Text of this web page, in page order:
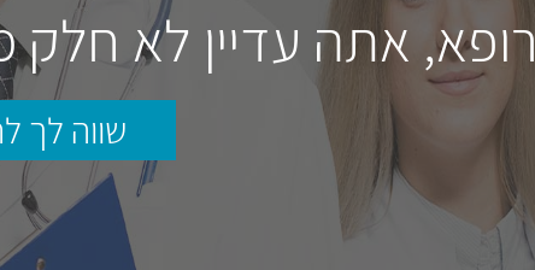
רופא, אתה עדיין לא חלק
שווה לך